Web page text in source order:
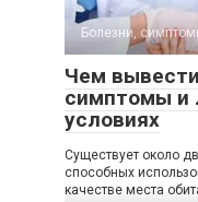
Болезни,
Чем
симптомы и
условиях
Существует около
способных
качестве места